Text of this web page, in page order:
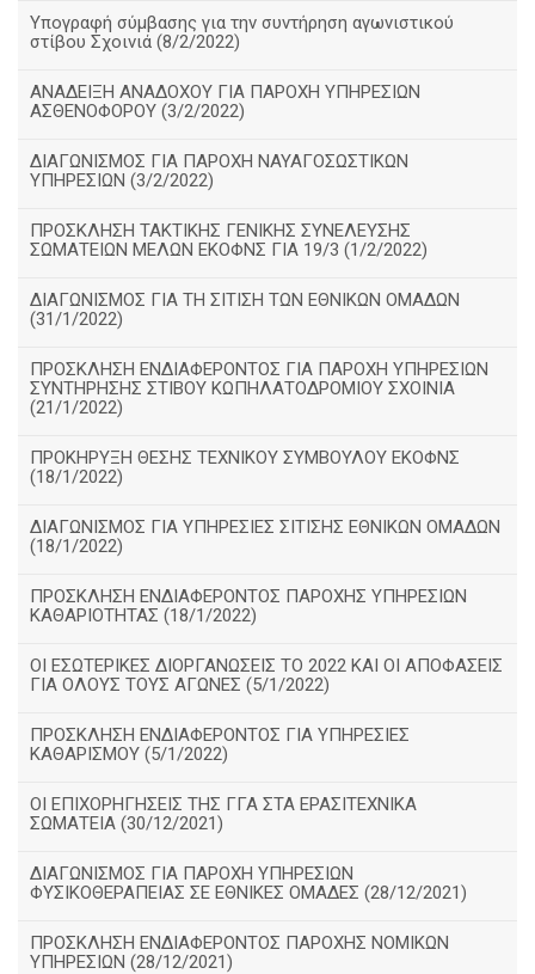
Υπογραφή σύμβασης για την συντήρηση αγωνιστικού
στίβου Σχοινιά (8/2/2022)
ΑΝΑΔΕΙΞΗ ΑΝΑΔΟΧΟΥ ΓΙΑ ΠΑΡΟΧΗ ΥΠΗΡΕΣΙΩΝ
ΑΣΘΕΝΟΦΟΡΟΥ (3/2/2022)
ΔΙΑΓΩΝΙΣΜΟΣ ΓΙΑ ΠΑΡΟΧΗ ΝΑΥΑΓΟΣΩΣΤΙΚΩΝ
ΥΠΗΡΕΣΙΩΝ (3/2/2022)
ΠΡΟΣΚΛΗΣΗ ΤΑΚΤΙΚΗΣ ΓΕΝΙΚΗΣ ΣΥΝΕΛΕΥΣΗΣ
ΣΩΜΑΤΕΙΩΝ ΜΕΛΩΝ ΕΚΟΦΝΣ ΓΙΑ 19/3 (1/2/2022)
ΔΙΑΓΩΝΙΣΜΟΣ ΓΙΑ ΤΗ ΣΙΤΙΣΗ ΤΩΝ ΕΘΝΙΚΩΝ ΟΜΑΔΩΝ
(31/1/2022)
ΠΡΟΣΚΛΗΣΗ ΕΝΔΙΑΦΕΡΟΝΤΟΣ ΓΙΑ ΠΑΡΟΧΗ ΥΠΗΡΕΣΙΩΝ
ΣΥΝΤΗΡΗΣΗΣ ΣΤΙΒΟΥ ΚΩΠΗΛΑΤΟΔΡΟΜΙΟΥ ΣΧΟΙΝΙΑ
(21/1/2022)
ΠΡΟΚΗΡΥΞΗ ΘΕΣΗΣ ΤΕΧΝΙΚΟΥ ΣΥΜΒΟΥΛΟΥ ΕΚΟΦΝΣ
(18/1/2022)
ΔΙΑΓΩΝΙΣΜΟΣ ΓΙΑ ΥΠΗΡΕΣΙΕΣ ΣΙΤΙΣΗΣ ΕΘΝΙΚΩΝ ΟΜΑΔΩΝ
(18/1/2022)
ΠΡΟΣΚΛΗΣΗ ΕΝΔΙΑΦΕΡΟΝΤΟΣ ΠΑΡΟΧΗΣ ΥΠΗΡΕΣΙΩΝ
ΚΑΘΑΡΙΟΤΗΤΑΣ (18/1/2022)
ΟΙ ΕΣΩΤΕΡΙΚΕΣ ΔΙΟΡΓΑΝΩΣΕΙΣ ΤΟ 2022 ΚΑΙ ΟΙ ΑΠΟΦΑΣΕΙΣ
ΓΙΑ ΟΛΟΥΣ ΤΟΥΣ ΑΓΩΝΕΣ (5/1/2022)
ΠΡΟΣΚΛΗΣΗ ΕΝΔΙΑΦΕΡΟΝΤΟΣ ΓΙΑ ΥΠΗΡΕΣΙΕΣ
ΚΑΘΑΡΙΣΜΟΥ (5/1/2022)
ΟΙ ΕΠΙΧΟΡΗΓΗΣΕΙΣ ΤΗΣ ΓΓΑ ΣΤΑ ΕΡΑΣΙΤΕΧΝΙΚΑ
ΣΩΜΑΤΕΙΑ (30/12/2021)
ΔΙΑΓΩΝΙΣΜΟΣ ΓΙΑ ΠΑΡΟΧΗ ΥΠΗΡΕΣΙΩΝ
ΦΥΣΙΚΟΘΕΡΑΠΕΙΑΣ ΣΕ ΕΘΝΙΚΕΣ ΟΜΑΔΕΣ (28/12/2021)
ΠΡΟΣΚΛΗΣΗ ΕΝΔΙΑΦΕΡΟΝΤΟΣ ΠΑΡΟΧΗΣ ΝΟΜΙΚΩΝ
ΥΠΗΡΕΣΙΩΝ (28/12/2021)